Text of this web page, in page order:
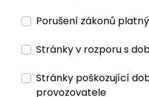
Porušení zákonů
Stránky v rozporu s
Stránky poškozující
provozovatele